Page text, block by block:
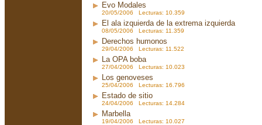
Evo Modales
20/05/2006 Lecturas: 10.359
El ala izquierda de la extrema izquierda
08/05/2006 Lecturas: 11.359
Derechos humonos
29/04/2006 Lecturas: 11.522
La OPA boba
27/04/2006 Lecturas: 10.023
Los genoveses
25/04/2006 Lecturas: 16.796
Estado de sitio
24/04/2006 Lecturas: 14.284
Marbella
19/04/2006 Lecturas: 10.027